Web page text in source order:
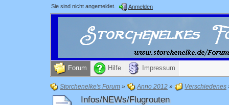
Sie sind nicht angemeldet. Anmelden
Forum Hilfe Impressum
Storchenelke's Forum » Anno 2012 » Verschiedenes
Infos/NEWs/Flugrouten